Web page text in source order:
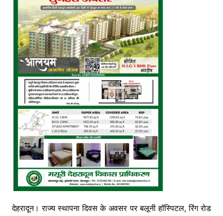
देहरादून। राज्य स्थापना दिवस के अवसर पर बलूनी हॉस्पिटल, रिंग रोड